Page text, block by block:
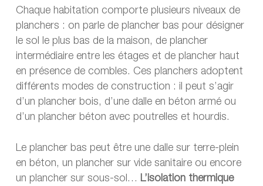
Chaque habitation comporte plusieurs niveaux de
planchers : on parle de plancher bas pour désigner
le sol le plus bas de la maison, de plancher
intermédiaire entre les étages et de plancher haut
en présence de combles. Ces planchers adoptent
différents modes de construction : il peut s’agir
d’un plancher bois, d’une dalle en béton armé ou
d’un plancher béton avec poutrelles et hourdis.
Le plancher bas peut être une dalle sur terre-plein
en béton, un plancher sur vide sanitaire ou encore
un plancher sur sous-sol… L’isolation thermique